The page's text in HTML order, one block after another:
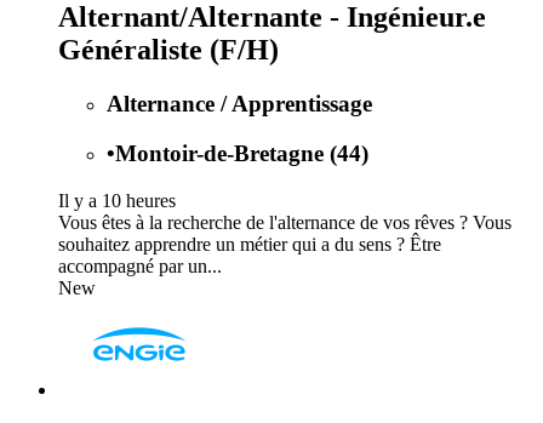
Alternant/Alternante - Ingénieur.e
Généraliste (F/H)
Alternance / Apprentissage
•Montoir-de-Bretagne (44)
Il y a 10 heures
Vous êtes à la recherche de l'alternance de vos rêves ? Vous
souhaitez apprendre un métier qui a du sens ? Être
accompagné par un...
New